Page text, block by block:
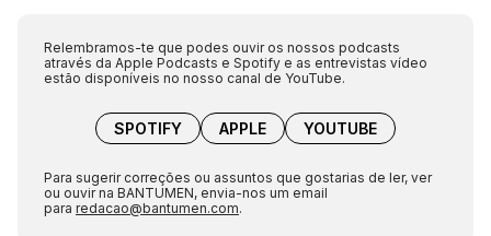
Relembramos-te que podes ouvir os nossos podcasts
através da Apple Podcasts e Spotify e as entrevistas vídeo
estão disponíveis no nosso canal de YouTube.
SPOTIFY APPLE YOUTUBE
Para sugerir correções ou assuntos que gostarias de ler, ver
ou ouvir na BANTUMEN, envia-nos um email
para redacao@bantumen.com.